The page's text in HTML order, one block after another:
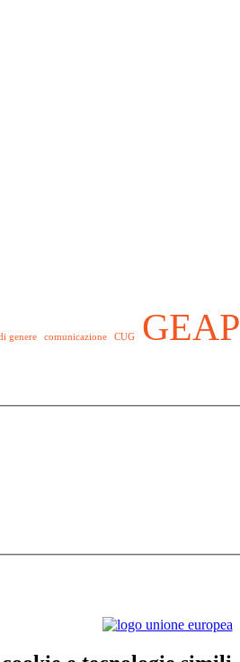
genere comunicazione CUG GEAP